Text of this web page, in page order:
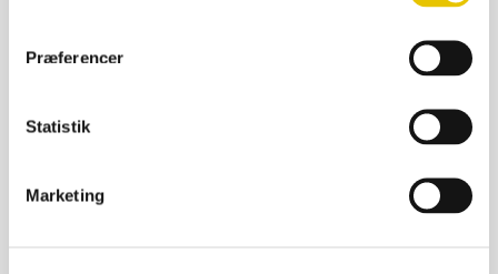
Præferencer
Statistik
Marketing